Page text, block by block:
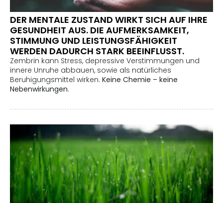
DER MENTALE ZUSTAND WIRKT SICH AUF IHRE
GESUNDHEIT AUS. DIE AUFMERKSAMKEIT,
STIMMUNG UND LEISTUNGSFÄHIGKEIT
WERDEN DADURCH STARK BEEINFLUSST.
Zembrin kann Stress, depressive Verstimmungen und
innere Unruhe abbauen, sowie als natürliches
Beruhigungsmittel wirken. Keine Chemie – keine
Nebenwirkungen.